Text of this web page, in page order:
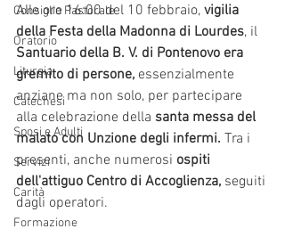
Consiglio Pastorale
Oratorio
Liturgia
Catechesi
Sposi e Adulti
Servizi
Carità
Formazione
Alle ore 16:00 del 10 febbraio, vigilia
della Festa della Madonna di Lourdes, il
Santuario della B. V. di Pontenovo era
gremito di persone, essenzialmente
anziane ma non solo, per partecipare
alla celebrazione della santa messa del
malato con Unzione degli infermi. Tra i
presenti, anche numerosi ospiti
dell'attiguo Centro di Accoglienza, seguiti
dagli operatori.